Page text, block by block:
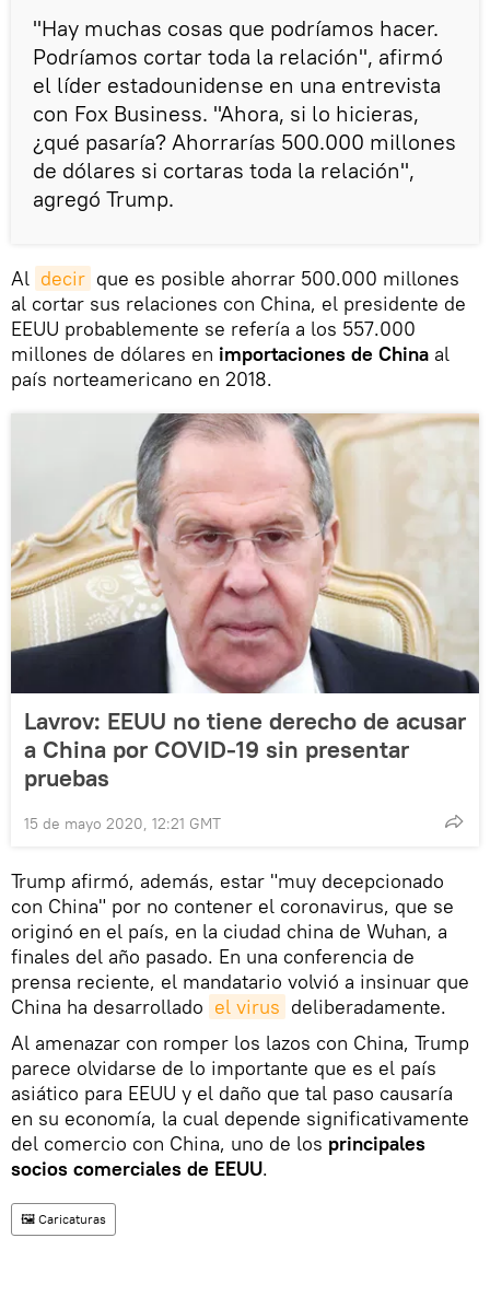
"Hay muchas cosas que podríamos hacer.
Podríamos cortar toda la relación", afirmó
el líder estadounidense en una entrevista
con Fox Business. "Ahora, si lo hicieras,
¿qué pasaría? Ahorrarías 500.000 millones
de dólares si cortaras toda la relación",
agregó Trump.
Al decir que es posible ahorrar 500.000 millones
al cortar sus relaciones con China, el presidente de
EEUU probablemente se refería a los 557.000
millones de dólares en importaciones de China al
país norteamericano en 2018.
Lavrov: EEUU no tiene derecho de acusar
a China por COVID-19 sin presentar
pruebas
15 de mayo 2020, 12:21 GMT
Trump afirmó, además, estar "muy decepcionado
con China" por no contener el coronavirus, que se
originó en el país, en la ciudad china de Wuhan, a
finales del año pasado. En una conferencia de
prensa reciente, el mandatario volvió a insinuar que
China ha desarrollado el virus deliberadamente.
Al amenazar con romper los lazos con China, Trump
parece olvidarse de lo importante que es el país
asiático para EEUU y el daño que tal paso causaría
en su economía, la cual depende significativamente
del comercio con China, uno de los principales
socios comerciales de EEUU.
🖼️ Caricaturas